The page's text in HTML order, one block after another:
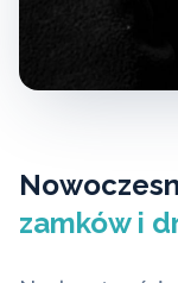
zamków i